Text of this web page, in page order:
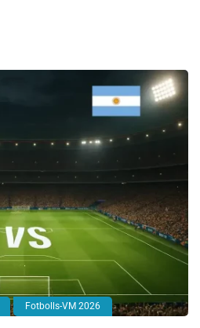
Fotbolls-VM 2026